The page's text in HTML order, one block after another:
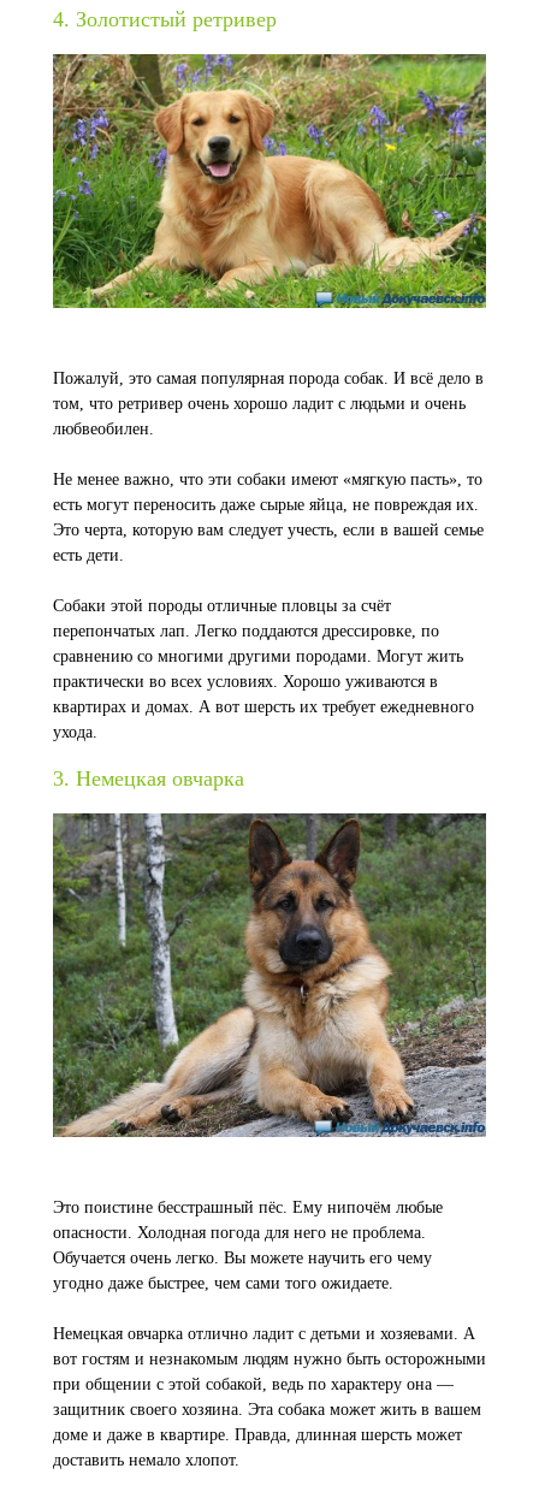
4. Золотистый ретривер
Пожалуй, это самая популярная порода собак. И всё дело в
том, что ретривер очень хорошо ладит с людьми и очень
любвеобилен.
Не менее важно, что эти собаки имеют «мягкую пасть», то
есть могут переносить даже сырые яйца, не повреждая их.
Это черта, которую вам следует учесть, если в вашей семье
есть дети.
Собаки этой породы отличные пловцы за счёт
перепончатых лап. Легко поддаются дрессировке, по
сравнению со многими другими породами. Могут жить
практически во всех условиях. Хорошо уживаются в
квартирах и домах. А вот шерсть их требует ежедневного
ухода.
3. Немецкая овчарка
Это поистине бесстрашный пёс. Ему нипочём любые
опасности. Холодная погода для него не проблема.
Обучается очень легко. Вы можете научить его чему
угодно даже быстрее, чем сами того ожидаете.
Немецкая овчарка отлично ладит с детьми и хозяевами. А
вот гостям и незнакомым людям нужно быть осторожными
при общении с этой собакой, ведь по характеру она —
защитник своего хозяина. Эта собака может жить в вашем
доме и даже в квартире. Правда, длинная шерсть может
доставить немало хлопот.